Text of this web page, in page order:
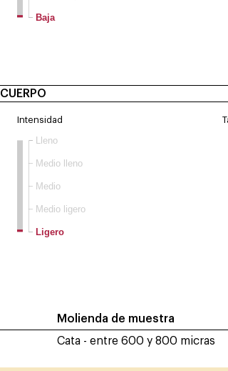
Baja
CUERPO
Intensidad
Ligero
Medio ligero
Medio
Medio lleno
Lleno
Molienda de muestra
Cata - entre 600 y 800 micras